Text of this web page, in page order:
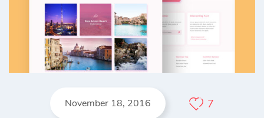
November 18, 2016 7